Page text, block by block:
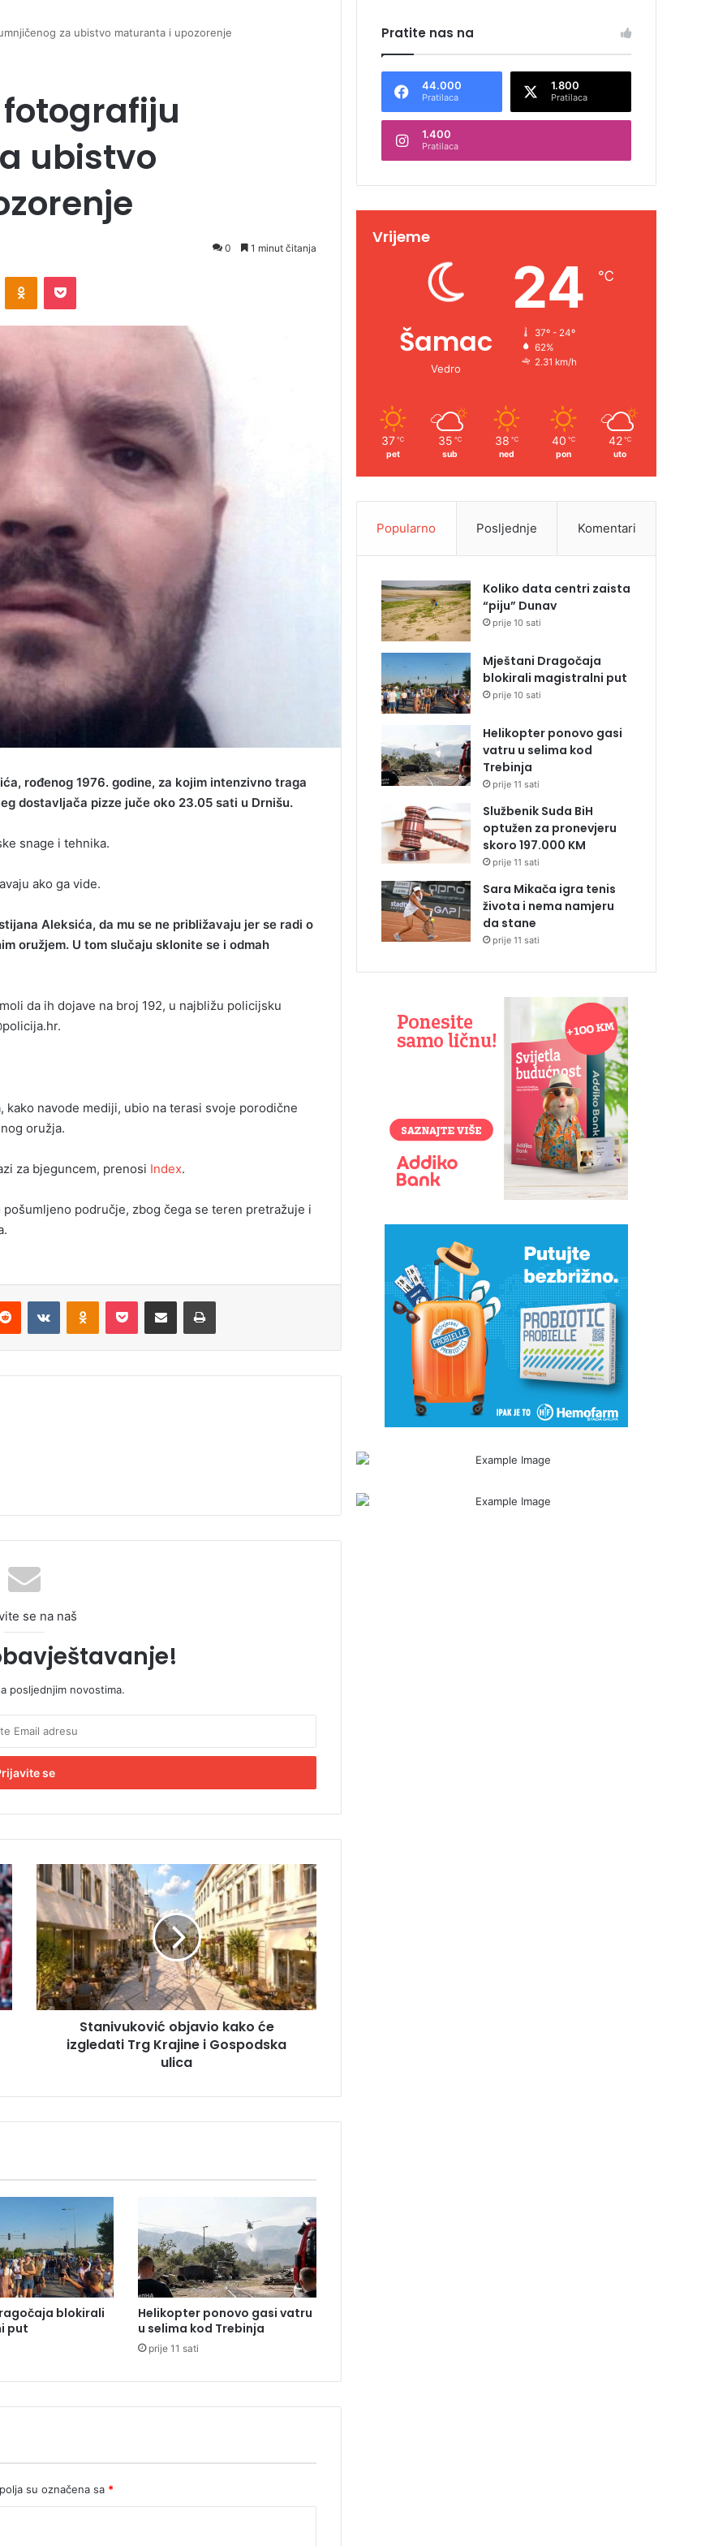
za ubistvo maturanta i upozorenje
ubistvo
0 1 minut čitanja
rođenog 1976. godine, za kojim intenzivno traga
dostavljača pizze juče oko 23.05 sati u Drnišu.
snage i tehnika.
ako ga vide.
Aleksića, da mu se ne približavaju jer se radi o
oružjem. U tom slučaju sklonite se i odmah
da ih dojave na broj 192, u najbližu policijsku
navode mediji, ubio na terasi svoje porodične
oružja.
za bjeguncem, prenosi Index.
područje, zbog čega se teren pretražuje i
se na naš
posljednjim novostima.
S
t
a
n
i
v
u
k
o
b
o
k
o
ć
e
i
z
d
g
Stanivuković objavio kako će
izgledati Trg Krajine i Gospodska
ulica
blokirali
put
Helikopter ponovo gasi vatru
u selima kod Trebinja
prije 11 sati
su označena sa *
Pratite nas na
44.000
Pratilaca
1.800
Pratilaca
1.400
Pratilaca
Vrijeme
Šamac
Vedro
24 ℃
37º - 24º
62%
2.31 km/h
37 ℃
pet
35 ℃
sub
38 ℃
ned
40 ℃
pon
42 ℃
uto
Popularno Posljednje Komentari
Koliko data centri zaista
“piju” Dunav
prije 10 sati
Mještani Dragočaja
blokirali magistralni put
prije 10 sati
Helikopter ponovo gasi
vatru u selima kod
Trebinja
prije 11 sati
Službenik Suda BiH
optužen za pronevjeru
skoro 197.000 KM
prije 11 sati
Sara Mikača igra tenis
života i nema namjeru
da stane
prije 11 sati